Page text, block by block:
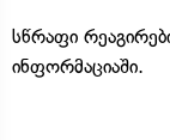
სწრაფი
ინფორმაციაში.